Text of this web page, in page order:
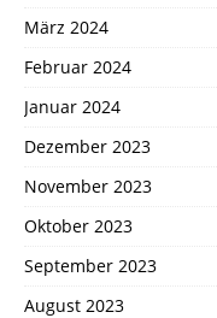
März 2024
Februar 2024
Januar 2024
Dezember 2023
November 2023
Oktober 2023
September 2023
August 2023